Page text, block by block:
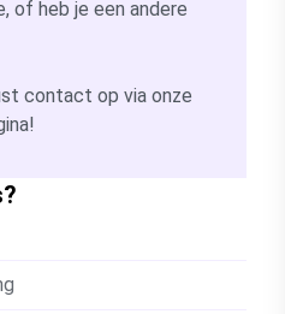
of heb je een andere
contact op via onze